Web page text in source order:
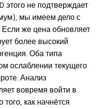
этого не подтверждает
мы имеем дело с
же цена обновляет
более высокий
Оба типа
ослаблении текущего
Анализ
вовремя войти в
как начнётся